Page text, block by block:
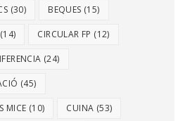
(30) BEQUES (15)
(14) CIRCULAR FP (12)
(24)
(45)
MICE (10) CUINA (53)